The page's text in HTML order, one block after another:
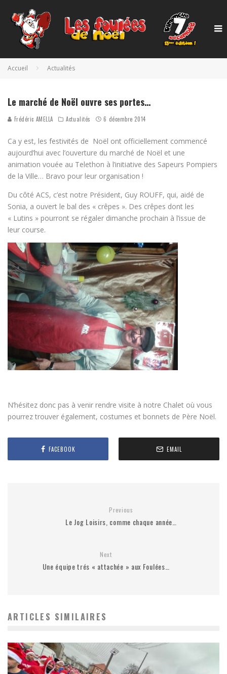
Accueil Actualités
Le marché de Noël ouvre ses portes…
Frédéric AMELLA Actualités 6 décembre 2014
Ca y est, les festivités de Noël ont officiellement commencé
aujourd’hui avec l’ouverture du marché de Noël et une
animation vouée au Telethon à l’initiative des Sapeurs Pompiers
de la Ville… Bravo pour leur organisation !
Du côté ACS, c’est notre Président, Guy ROUFF, qui, aidé de
Sonia, a ouvert le bal des « crêpes ». Des crêpes dont les
« Lutins » pourront se régaler dimanche prochain à l’issue de
leur course.
N’hésitez donc pas à venir rendre visite à notre Chalet où vous
pourrez trouver également, costumes et bonnets de Père Noël.
FACEBOOK EMAIL
Previous
Le Jog Loisirs, comme chaque année…
Next
Une équipe trés « attachée » aux Foulées…
ARTICLES SIMILAIRES